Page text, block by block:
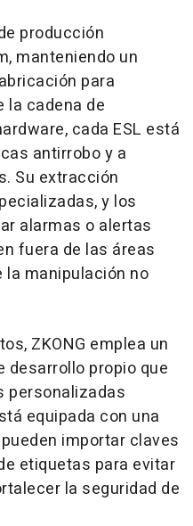
producción
manteniendo un
para
la cadena de
cada ESL está
antirrobo y a
Su extracción
y los
alarmas o alertas
fuera de las áreas
la manipulación no
ZKONG emplea un
desarrollo propio que
personalizadas
equipada con una
importar claves
etiquetas para evitar
la seguridad de